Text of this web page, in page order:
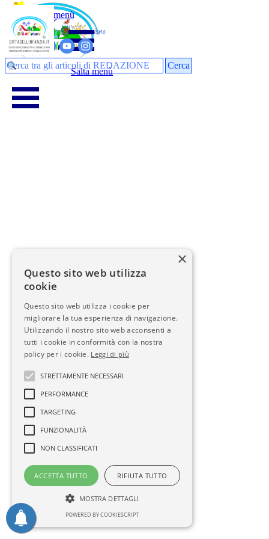
Vai ai contenuti
dignicap
Cerca
Salta menù
Salta menù
×
Questo sito web utilizza
cookie
Questo sito web utilizza i cookie per
migliorare la tua esperienza di navigazione.
Utilizzando il nostro sito web acconsenti a
tutti i cookie in conformità con la nostra
policy per i cookie. Leggi di più
STRETTAMENTE NECESSARI
PERFORMANCE
TARGETING
FUNZIONALITÀ
NON CLASSIFICATI
ACCETTA TUTTO RIFIUTA TUTTO
MOSTRA DETTAGLI
POWERED BY COOKIESCRIPT